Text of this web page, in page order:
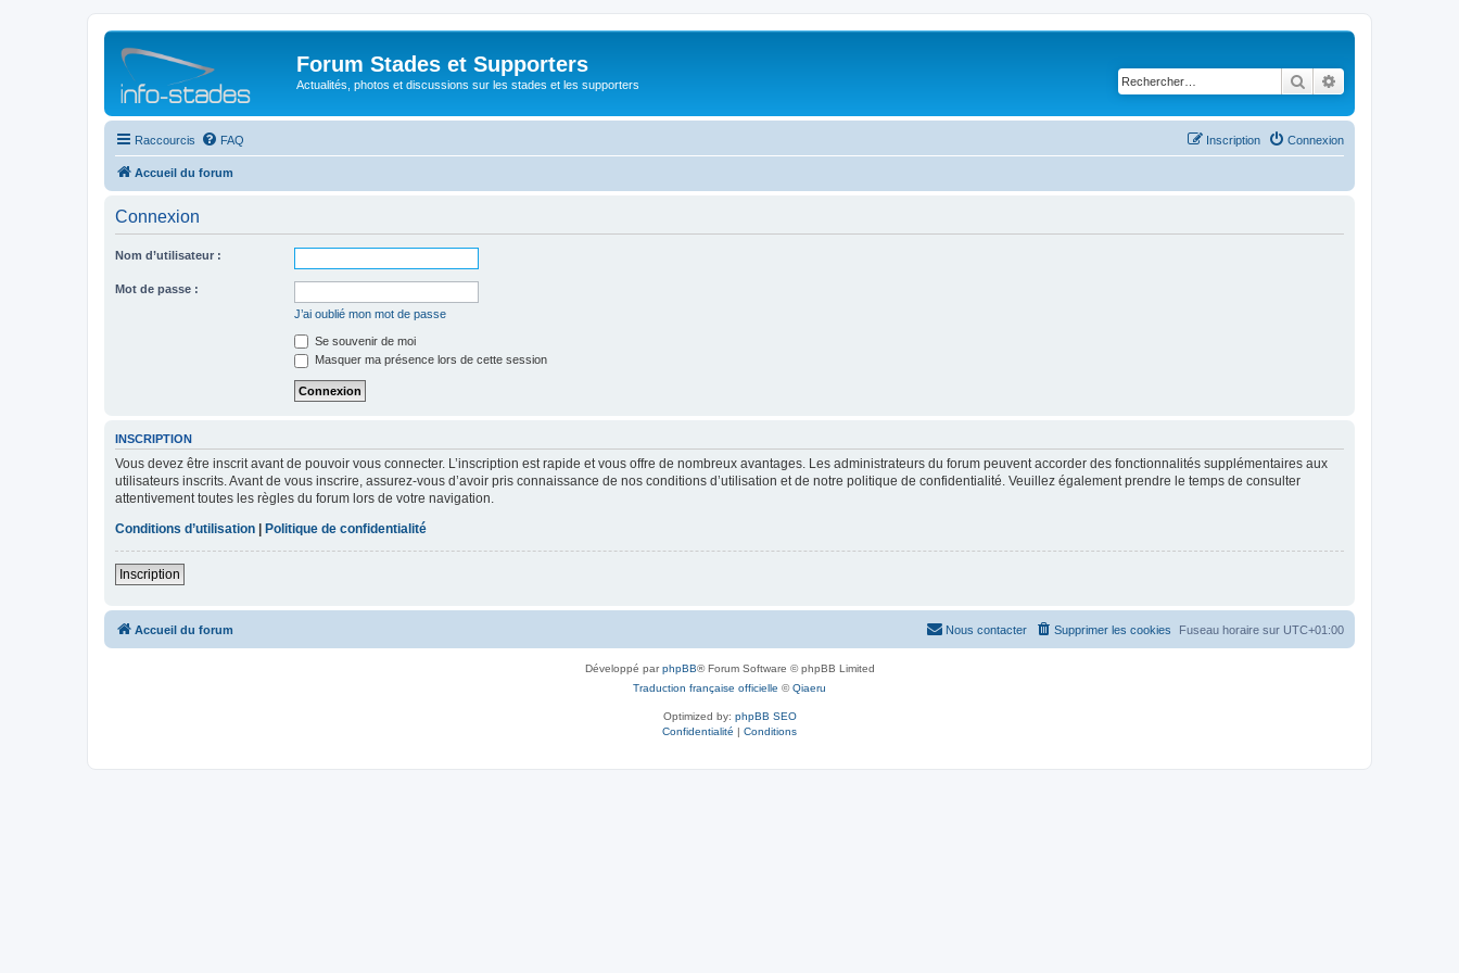
Forum Stades et Supporters
Actualités, photos et discussions sur les stades et les supporters Rechercher
Raccourcis FAQ Connexion
Inscription
Accueil du forum
Connexion
Nom d’utilisateur :
Mot de passe :
J’ai oublié mon mot de passe
Se souvenir de moi
Masquer ma présence lors de cette session
INSCRIPTION
Vous devez être inscrit avant de pouvoir vous connecter. L’inscription est rapide et vous offre de nombreux avantages. Les administrateurs du forum peuvent accorder des fonctionnalités supplémentaires aux
utilisateurs inscrits. Avant de vous inscrire, assurez-vous d’avoir pris connaissance de nos conditions d’utilisation et de notre politique de confidentialité. Veuillez également prendre le temps de consulter
attentivement toutes les règles du forum lors de votre navigation.
Conditions d’utilisation
Politique de confidentialité
Inscription
Accueil du forum Fuseau horaire sur UTC+01:00
Supprimer les cookies
Nous contacter
Développé parphpBB® Forum Software © phpBB Limited
Traduction française officielle ©Qiaeru
Optimized by: phpBB SEO
Confidentialité | Conditions